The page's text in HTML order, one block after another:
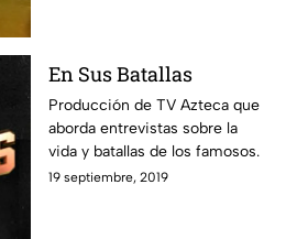
En Sus Batallas
Producción de TV Azteca que
aborda entrevistas sobre la
vida y batallas de los famosos.
19 septiembre, 2019